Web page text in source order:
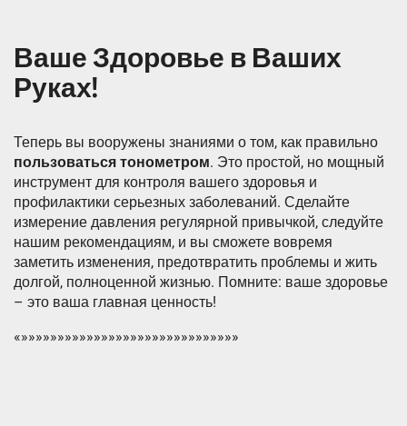
Ваше Здоровье в Ваших
Руках!
Теперь вы вооружены знаниями о том, как правильно
пользоваться тонометром. Это простой, но мощный
инструмент для контроля вашего здоровья и
профилактики серьезных заболеваний. Сделайте
измерение давления регулярной привычкой, следуйте
нашим рекомендациям, и вы сможете вовремя
заметить изменения, предотвратить проблемы и жить
долгой, полноценной жизнью. Помните: ваше здоровье
– это ваша главная ценность!
«»»»»»»»»»»»»»»»»»»»»»»»»»»»»»»